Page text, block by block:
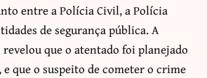
entre a Polícia Civil, a Polícia
de segurança pública. A
revelou que o atentado foi planejado
que o suspeito de cometer o crime